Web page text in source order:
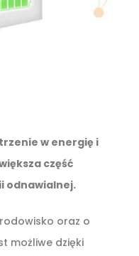
w energię i
część
odnawialnej.
oraz o
możliwe dzięki